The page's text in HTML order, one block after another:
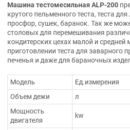
Машина тестомесильная ALP-200
крутого пельменного теста, теста
просфор, сушек, баранок. Так же
столовых для перемешивания
кондитерских цехах малой и
приготовлении теста для заварного
печенья и даже для бараночных
Модель Ед.измерения
Объем дежи
л
Мощность
двигателя
kw